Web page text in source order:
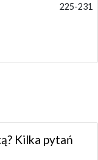
225-231
Kilka pytań